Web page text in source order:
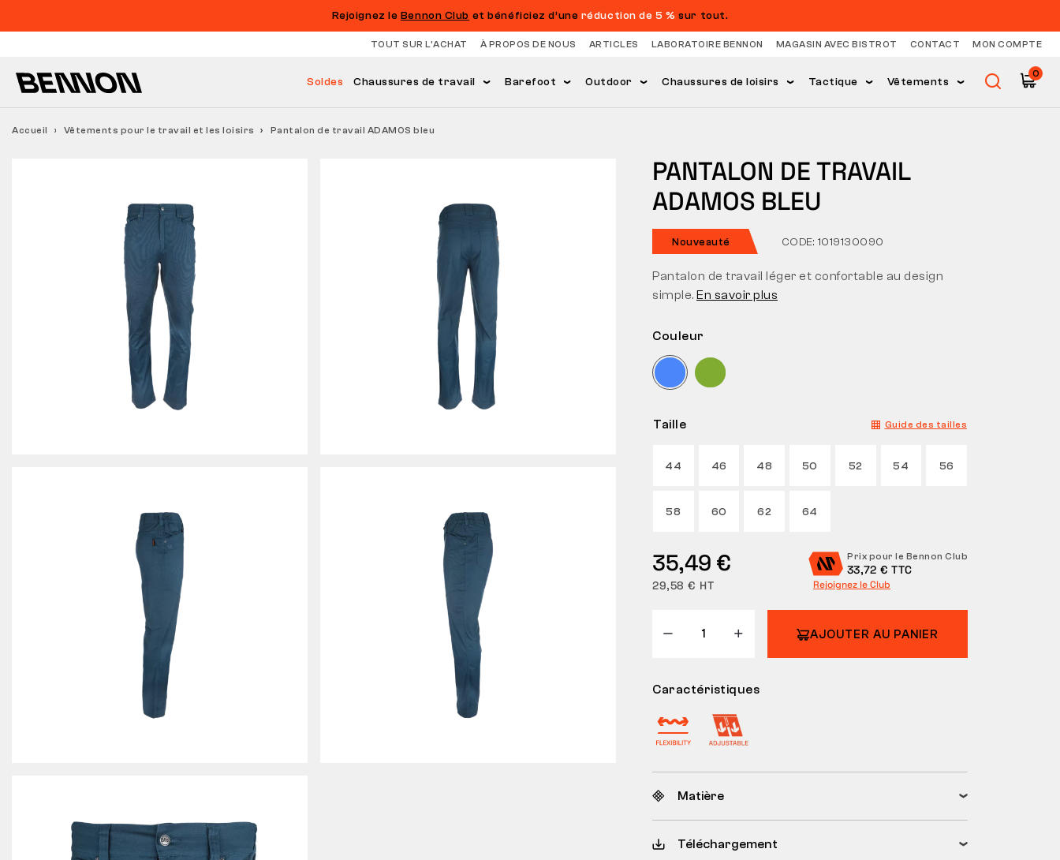
Rejoignez le Bennon Club et bénéficiez d’une réduction de 5 % sur tout.
TOUT SUR L’ACHAT À PROPOS DE NOUS ARTICLES LABORATOIRE BENNON MAGASIN AVEC BISTROT CONTACT MON COMPTE
Soldes Chaussures de travail Barefoot Outdoor Chaussures de loisirs Tactique Vêtements
0
Accueil Vêtements pour le travail et les loisirs Pantalon de travail ADAMOS bleu
PANTALON DE TRAVAIL
ADAMOS BLEU
Nouveauté CODE: 1019130090
Couleur
Taille Guide des tailles
44 46 48 50 52 54 56
58 60 62 64
35,49 €
29,58 € HT
Prix pour le Bennon Club
33,72 € TTC
Rejoignez le Club
AJOUTER AU PANIER
Caractéristiques
Pantalon de travail léger et confortable au design
simple. En savoir plus
Matière
Téléchargement